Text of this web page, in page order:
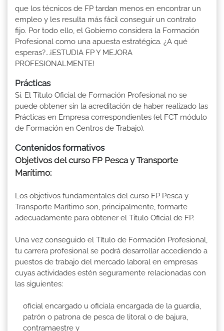
que los técnicos de FP tardan menos en encontrar un
empleo y les resulta más fácil conseguir un contrato
fijo. Por todo ello, el Gobierno considera la Formación
Profesional como una apuesta estratégica. ¿A qué
esperas?...¡ESTUDIA FP Y MEJORA
PROFESIONALMENTE!
Prácticas
Sí. El Título Oficial de Formación Profesional no se
puede obtener sin la acreditación de haber realizado las
Prácticas en Empresa correspondientes (el FCT módulo
de Formación en Centros de Trabajo).
Contenidos formativos
Objetivos del curso FP Pesca y Transporte
Marítimo:
Los objetivos fundamentales del curso FP Pesca y
Transporte Marítimo son, principalmente, formarte
adecuadamente para obtener el Titulo Oficial de FP.
Una vez conseguido el Título de Formación Profesional,
tu carrera profesional se podrá desarrollar accediendo a
puestos de trabajo del mercado laboral en empresas
cuyas actividades estén seguramente relacionadas con
las siguientes:
oficial encargado u oficiala encargada de la guardia,
patrón o patrona de pesca de litoral o de bajura,
contramaestre y